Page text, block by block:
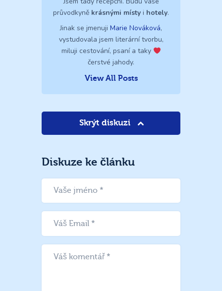
průvodkyně krásnými místy i hotely.
Jinak se jmenuji Marie Nováková,
vystudovala jsem literární tvorbu,
miluji cestování, psaní a taky
čerstvé jahody.
View All Posts
Skrýt diskuzi
Diskuze ke článku